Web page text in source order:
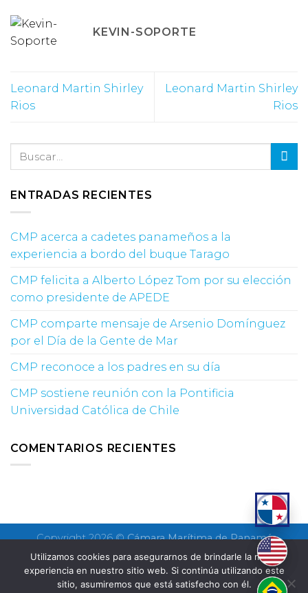
KEVIN-SOPORTE
Leonard Martin Shirley
Rios
Leonard Martin Shirley
Rios
ENTRADAS RECIENTES
CMP acerca a cadetes panameños a la
experiencia a bordo del buque Tarago
CMP felicita a Alberto López Tom por su elección
como presidente de APEDE
CMP comparte mensaje de Arsenio Domínguez
por el Día de la Gente de Mar
CMP reconoce a los padres en su día
CMP sostiene reunión con la Pontificia
Universidad Católica de Chile
COMENTARIOS RECIENTES
Copyright 2026 ©Cámara Marítima de Panamá
Utilizamos cookies para asegurarnos de brindarle la mejor
experiencia en nuestro sitio web. Si continúa utilizando este
sitio, asumiremos que está satisfecho con él.